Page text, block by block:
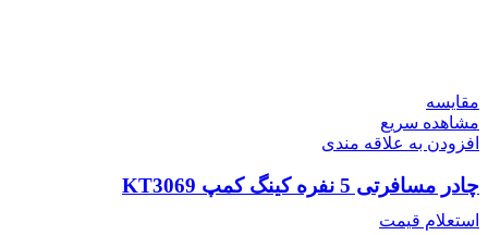
مقایسه
مشاهده سریع
افزودن به علاقه مندی
چادر مسافرتی 5 نفره کینگ کمپ KT3069
استعلام قیمت